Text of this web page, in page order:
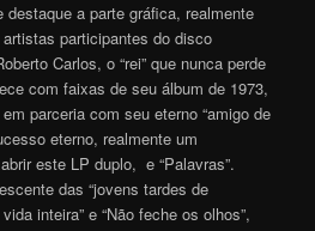
destaque a parte gráfica, realmente
participantes do disco
Carlos, o “rei” que nunca perde
com faixas de seu álbum de 1973,
parceria com seu eterno “amigo de
eterno, realmente um
este LP duplo, e “Palavras”.
das “jovens tardes de
inteira” e “Não feche os olhos”,